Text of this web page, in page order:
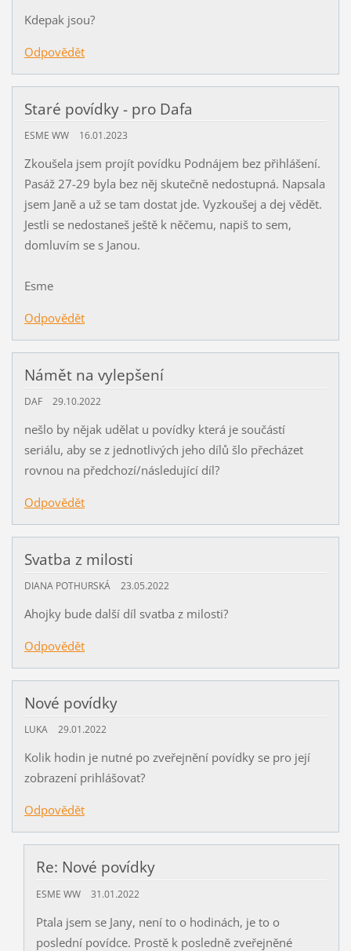
Kdepak jsou?
Odpovědět
Staré povídky - pro Dafa
ESME WW 16.01.2023
Zkoušela jsem projít povídku Podnájem bez přihlášení.
Pasáž 27-29 byla bez něj skutečně nedostupná. Napsala
jsem Janě a už se tam dostat jde. Vyzkoušej a dej vědět.
Jestli se nedostaneš ještě k něčemu, napiš to sem,
domluvím se s Janou.
Esme
Odpovědět
Námět na vylepšení
DAF 29.10.2022
nešlo by nějak udělat u povídky která je součástí
seriálu, aby se z jednotlivých jeho dílů šlo přecházet
rovnou na předchozí/následující díl?
Odpovědět
Svatba z milosti
DIANA POTHURSKÁ 23.05.2022
Ahojky bude další díl svatba z milosti?
Odpovědět
Nové povídky
LUKA 29.01.2022
Kolik hodin je nutné po zveřejnění povídky se pro její
zobrazení prihlášovat?
Odpovědět
Re: Nové povídky
ESME WW 31.01.2022
Ptala jsem se Jany, není to o hodinách, je to o
poslední povídce. Prostě k posledně zveřejněné